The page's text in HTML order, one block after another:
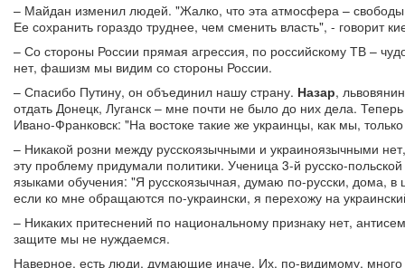
– Майдан изменил людей. "Жалко, что эта атмосфера –
Ее сохранить гораздо труднее, чем сменить власть", - говорит
– Со стороны России прямая агрессия, по российскому ТВ –
нет, фашизм мы видим со стороны России.
– Спасибо Путину, он объединил нашу страну. Назар,
отдать Донецк, Луганск – мне почти не было до них дела.
Ивано-Франковск: "На востоке такие же украинцы, как мы, только
– Никакой розни между русскоязычными и украиноязычными
эту проблему придумали политики. Ученица 3-й русско-
языками обучения: "Я русскоязычная, думаю по-русски, дома, в
если ко мне обращаются по-украински, я перехожу на
– Никаких притеснений по национальному признаку нет,
защите мы не нуждаемся.
Наверное, есть люди, думающие иначе. Их, по-видимому, много